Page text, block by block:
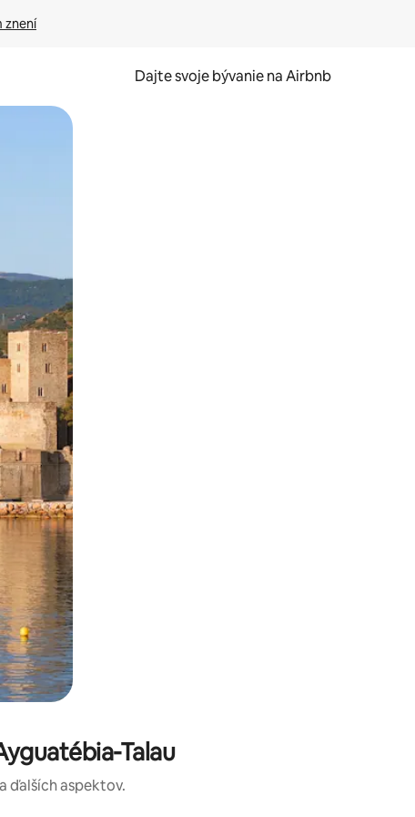
znení
Dajte svoje bývanie na Airbnb
pomocou dotykových gest či potiahnutia prstom.
Talau
ďalších aspektov.